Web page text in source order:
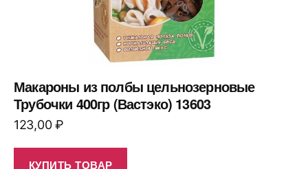
Макароны из полбы цельнозерновые
Трубочки 400гр (Вастэко) 13603
123,00₽
КУПИТЬ ТОВАР